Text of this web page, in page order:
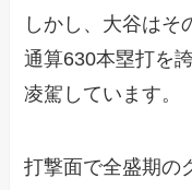
しかし、大谷はそ
通算630本塁打を
凌駕しています。
打撃面で全盛期の